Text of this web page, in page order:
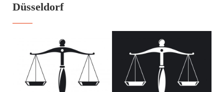
Düsseldorf